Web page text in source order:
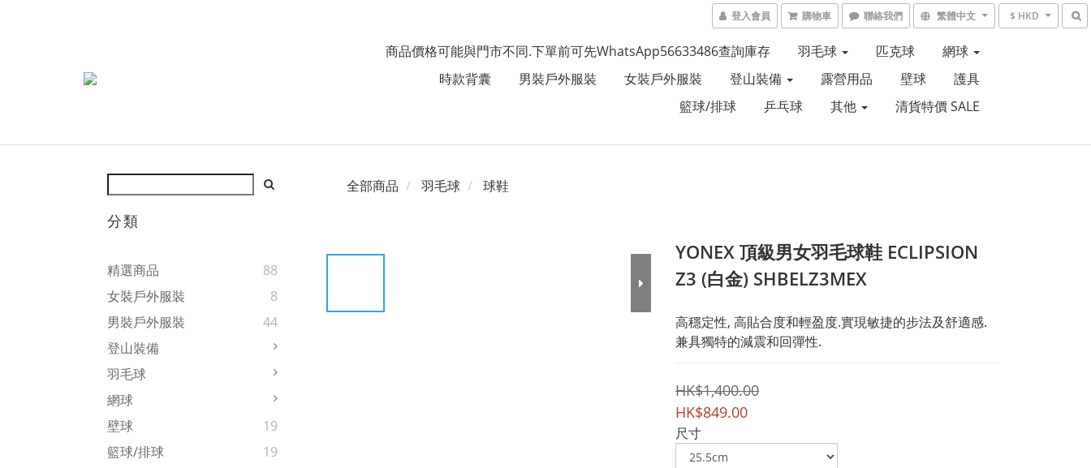
登入會員 購物車 聯絡我們 繁體中文 $ HKD
商品價格可能與門市不同.下單前可先WhatsApp56633486查詢庫存 羽毛球 匹克球
網球
時款背囊
男裝戶外服裝 女裝戶外服裝 登山裝備 露營用品 壁球
護具
籃球/排球
乒乓球 其他 清貨特價 SALE
分類
精選商品
88
女裝戶外服裝
8
男裝戶外服裝
44
登山裝備
羽毛球
網球
壁球
19
籃球/排球
19
全部商品 羽毛球 球鞋
YONEX 頂級男女羽毛球鞋 ECLIPSION
Z3 (白金) SHBELZ3MEX
高穩定性, 高貼合度和輕盈度.實現敏捷的步法及舒適感.
兼具獨特的減震和回彈性.
HK$1,400.00
HK$849.00
尺寸